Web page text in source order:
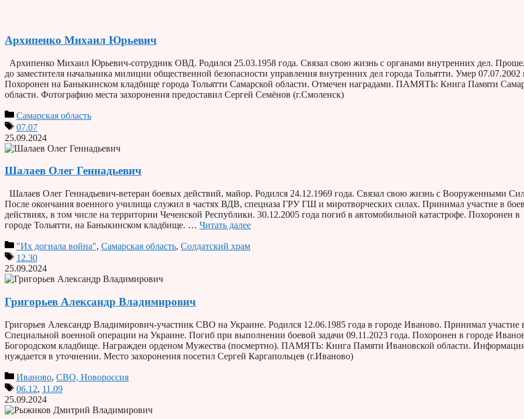
Архипенко Михаил Юрьевич
Архипенко Михаил Юрьевич-сотрудник ОВД. Родился 25.03.1958 года. Связал свою жизнь с органами внутренних дел.
до заместителя начальника милиции общественной безопасности управления внутренних дел города Тольятти. Умер 07.07.2002
Похоронен на Баныкинском кладбище города Тольятти Самарской области. Отмечен наградами. ПАМЯТЬ: Книга Памяти
области. Фотографию места захоронения предоставил Сергей Семёнов (г.Смоленск)
Самарская область
07.07
25.09.2024
Шалаев Олег Геннадьевич
Шалаев Олег Геннадьевич-ветеран боевых действий, майор. Родился 24.12.1969 года. Связал свою жизнь с Вооруженными
После окончания военного училища служил в частях ВДВ, спецназа ГРУ ГШ и миротворческих силах. Принимал участие в
действиях, в том числе на территории Чеченской Республики. 30.12.2005 года погиб в автомобильной катастрофе. Похоронен в
городе Тольятти, на Баныкинском кладбище. … Читать далее
"Их догнала война", Самарская область, Солдатский храм
12.30
25.09.2024
Григорьев Александр Владимирович
Григорьев Александр Владимирович-участник СВО на Украине. Родился 12.06.1985 года в городе Иваново. Принимал участие
Специальной военной операции на Украине. Погиб при выполнении боевой задачи 09.11.2023 года. Похоронен в городе
Богородском кладбище. Награжден орденом Мужества (посмертно). ПАМЯТЬ: Книга Памяти Ивановской области.
нуждается в уточнении. Место захоронения посетил Сергей Каргапольцев (г.Иваново)
Иваново, СВО, Новороссия
06.12, 11.09
25.09.2024